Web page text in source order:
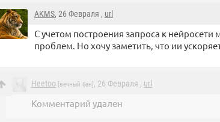
AKMS, 26 Февраля , url
С учетом построения запроса к
проблем. Но хочу заметить, что ии
Heetoo [вечный бан] , 26 Февраля , url
Комментарий удален